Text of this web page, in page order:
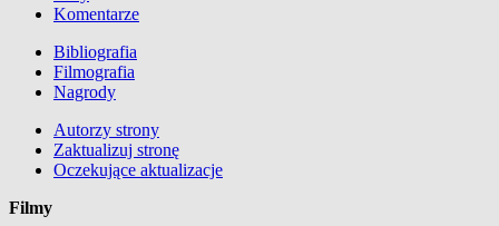
Komentarze
Bibliografia
Filmografia
Nagrody
Autorzy strony
Zaktualizuj stronę
Oczekujące aktualizacje
Filmy